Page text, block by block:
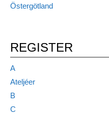
Östergötland
REGISTER
A
Ateljéer
B
C